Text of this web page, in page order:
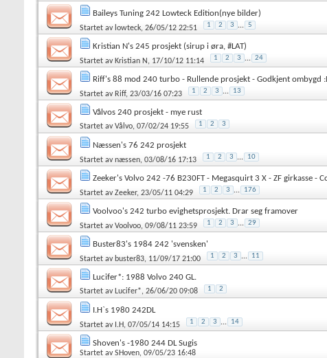
Baileys Tuning 242 Lowteck Edition(nye bilder)
Startet av lowteck, 26/05/12 22:51 1 2 3 ... 5
Kristian N's 245 prosjekt (sirup i øra, #LAT)
Startet av Kristian N , 17/10/12 11:14 1 2 3 ... 24
Riff's 88 mod 240 turbo - Rullende prosjekt - Godkjent ombygd
Startet av Riff, 23/03/16 07:23 1 2 3 ... 13
Vålvos 240 prosjekt - mye rust
Startet avVålvo, 07/02/24 19:55 1 2 3
Næssen's 76 242 prosjekt
Startet avnæssen, 03/08/16 17:13 1 2 3 ... 10
Zeeker's Volvo 242 -76 B230FT - Megasquirt 3 X - ZF girkasse -
Startet avZeeker, 23/05/11 04:29 1 2 3 ... 176
Voolvoo's 242 turbo evighetsprosjekt. Drar seg framover
Startet avVoolvoo, 09/08/11 23:59 1 2 3 ... 29
Buster83's 1984 242 'svensken'
Startet av buster83, 11/09/17 21:00 1 2 3 ... 11
Lucifer*: 1988 Volvo 240 GL.
Startet av Lucifer*, 26/06/20 09:08 1 2
I.H`s 1980 242DL
Startet av I.H, 07/05/14 14:15 1 2 3 ... 14
Shoven's -1980 244 DL Sugis
Startet avSHoven, 09/05/23 16:48